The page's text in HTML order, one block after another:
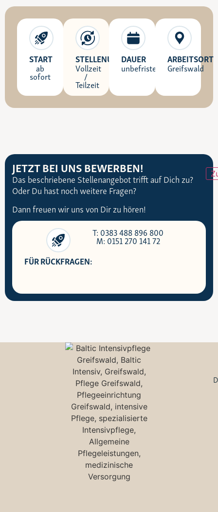
START
ab
sofort
STELLENUMFANG
Vollzeit
/
Teilzeit
DAUER
unbefristet
ARBEITSORT
Greifswald
JETZT BEI UNS BEWERBEN!
Das beschriebene Stellenangebot trifft auf Dich zu?
Oder Du hast noch weitere Fragen?
Dann freuen wir uns von Dir zu hören!
FÜR RÜCKFRAGEN:
T: 0383 488 896 800
M: 0151 270 141 72